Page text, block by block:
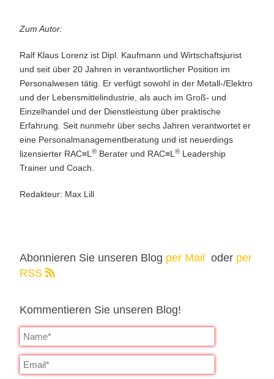
Zum Autor:
Ralf Klaus Lorenz ist Dipl. Kaufmann und Wirtschaftsjurist
und seit über 20 Jahren in verantwortlicher Position im
Personalwesen tätig. Er verfügt sowohl in der Metall-/Elektro
und der Lebensmittelindustrie, als auch im Groß- und
Einzelhandel und der Dienstleistung über praktische
Erfahrung. Seit nunmehr über sechs Jahren verantwortet er
eine Personalmanagementberatung und ist neuerdings
lizensierter RAC≡L ® Berater und RAC≡L ® Leadership
Trainer und Coach.
Redakteur: Max Lill
Abonnieren Sie unseren Blog per Mail oder per
RSS
Kommentieren Sie unseren Blog!